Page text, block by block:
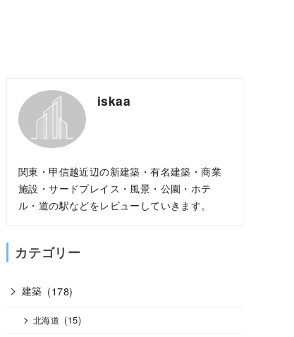
iskaa
関東・甲信越近辺の新建築・有名建築・商業
施設・サードプレイス・風景・公園・ホテ
ル・道の駅などをレビューしていきます。
カテゴリー
建築 (178)
北海道 (15)